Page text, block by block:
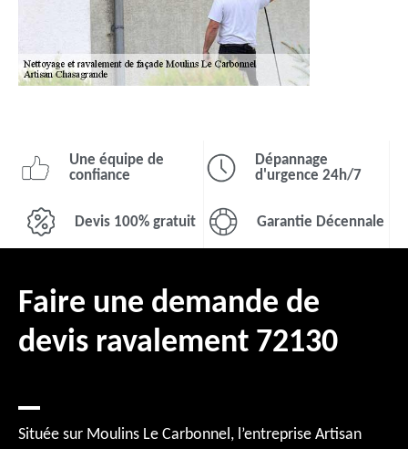
Une équipe de
confiance
Dépannage
d'urgence 24h/7
Devis 100% gratuit Garantie Décennale
Faire une demande de
devis ravalement 72130
Située sur Moulins Le Carbonnel, l’entreprise Artisan